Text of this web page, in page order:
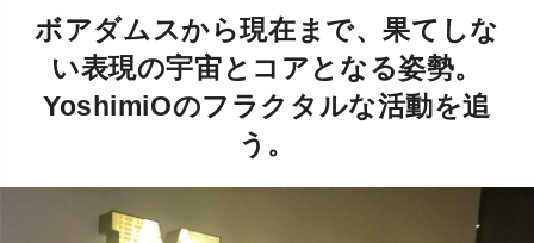
ジャケット bluetooth アルバム
レコード針
ボアダムスから現在まで、果てしな
い表現の宇宙とコアとなる姿勢。
YoshimiOのフラクタルな活動を追
う。